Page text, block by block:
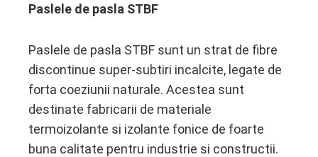
Paslele de pasla STBF
Paslele de pasla STBF sunt un strat de fibre
discontinue super-subtiri incalcite, legate de
forta coeziunii naturale. Acestea sunt
destinate fabricarii de materiale
termoizolante si izolante fonice de foarte
buna calitate pentru industrie si constructii.